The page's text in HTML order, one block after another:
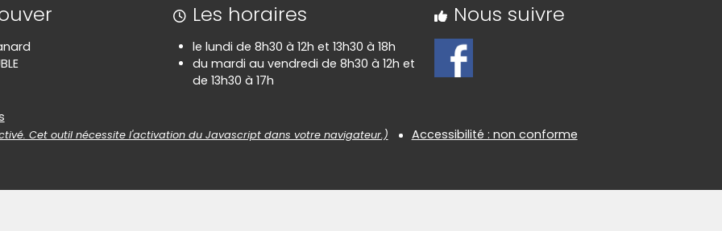
Les horaires
le lundi de 8h30 à 12h et 13h30 à 18h
du mardi au vendredi de 8h30 à 12h et
de 13h30 à 17h
Nous suivre
Cet outil nécessite l'activation du Javascript dans votre navigateur.)
Accessibilité : non conforme